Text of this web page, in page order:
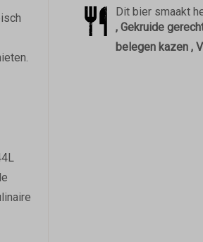
Dit bier smaakt
, Gekruide
belegen kazen ,